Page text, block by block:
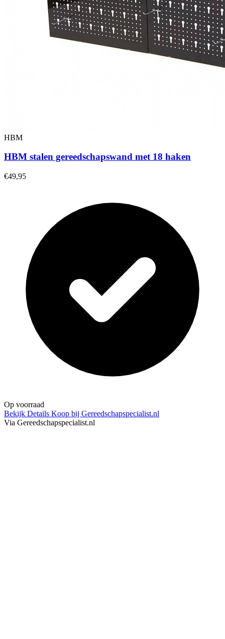
HBM
HBM stalen gereedschapswand met 18 haken
€49,95
Op voorraad
Bekijk Details Koop bij Gereedschapspecialist.nl
Via Gereedschapspecialist.nl